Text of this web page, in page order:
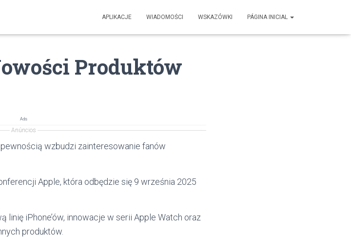
APLIKACJE WIADOMOŚCI WSKAZÓWKI PÁGINA INICIAL
Produktów
Ads
Anúncios
wzbudzi zainteresowanie fanów
Apple, która odbędzie się 9 września 2025
linię iPhone’ów, innowacje w serii Apple Watch oraz
produktów.